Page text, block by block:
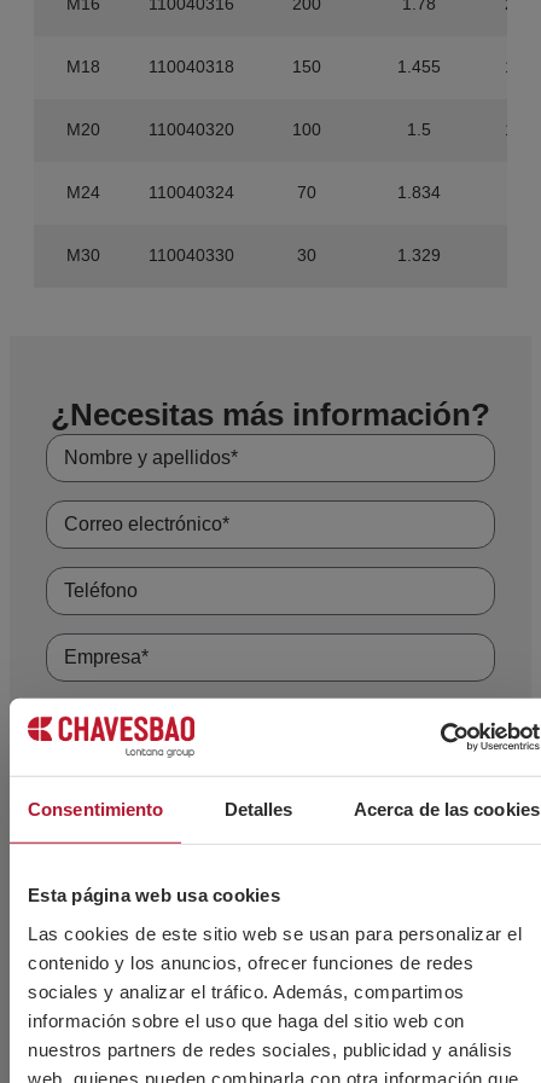
Consentimiento Detalles Acerca de las cookies
Esta página web usa cookies
Las cookies de este sitio web se usan para personalizar el
contenido y los anuncios, ofrecer funciones de redes
sociales y analizar el tráfico. Además, compartimos
información sobre el uso que haga del sitio web con
nuestros partners de redes sociales, publicidad y análisis
web, quienes pueden combinarla con otra información que
M18 110040318 150 1.455
M20 110040320 100 1.5
M24 110040324 70 1.834
M30 110040330 30 1.329
¿Necesitas más información?